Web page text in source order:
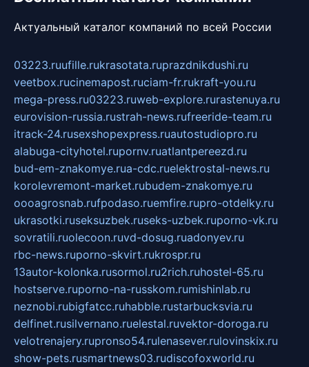
Актуальный каталог компаний по всей России
03223.ruufille.rukrasotata.ruprazdnikdushi.ru
veetbox.rucinemapost.ruciam-fr.rukraft-you.ru
mega-press.ru03223.ruweb-explore.rurastenuya.ru
eurovision-russia.rustrah-news.rufreeride-team.ru
itrack-24.rusexshopexpress.ruautostudiopro.ru
alabuga-cityhotel.rupornv.ruatlantpereezd.ru
bud-em-znakomye.rua-cdc.ruelektrostal-news.ru
korolevremont-market.rubudem-znakomye.ru
oooagrosnab.rufpodaso.ruemfire.rupro-otdelky.ru
ukrasotki.ruseksuzbek.ruseks-uzbek.ruporno-vk.ru
sovratili.ruolecoon.ruvd-dosug.ruadonyev.ru
rbc-news.ruporno-skvirt.rukrospr.ru
13autor-kolonka.rusormol.ru2rich.ruhostel-65.ru
hostserve.ruporno-na-russkom.rumishinlab.ru
neznobi.rubigfatcc.ruhabble.rustarbucksvia.ru
delfinet.rusilvernano.ruelestal.ruvektor-doroga.ru
velotrenajery.rupronso54.rulenasever.rulovinskix.ru
show-pets.rusmartnews03.rudiscofoxworld.ru